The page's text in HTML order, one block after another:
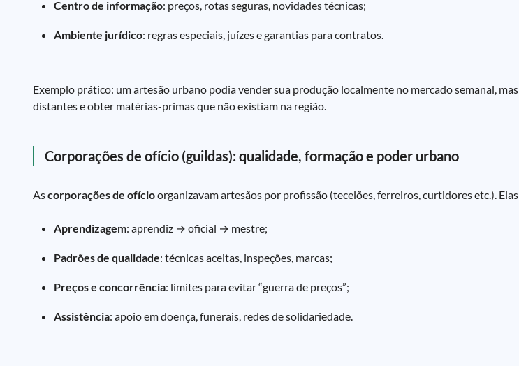
Centro de informação: preços, rotas seguras, novidades técnicas;
Ambiente jurídico: regras especiais, juízes e garantias para contratos.
Exemplo prático: um artesão urbano podia vender sua produção localmente no mercado semanal,
distantes e obter matérias-primas que não existiam na região.
Corporações de ofício (guildas): qualidade, formação e poder urbano
Ascorporações de ofícioorganizavam artesãos por profissão (tecelões, ferreiros, curtidores etc.).
Aprendizagem: aprendiz → oficial → mestre;
Padrões de qualidade: técnicas aceitas, inspeções, marcas;
Preços e concorrência: limites para evitar “guerra de preços”;
Assistência: apoio em doença, funerais, redes de solidariedade.